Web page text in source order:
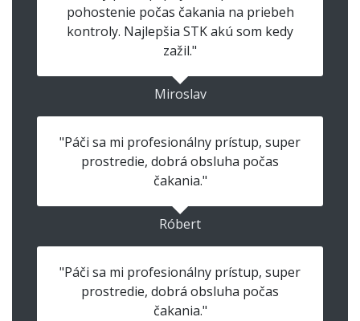
pohostenie počas čakania na priebeh
kontroly. Najlepšia STK akú som kedy
zažil."
Miroslav
"Páči sa mi profesionálny prístup, super
prostredie, dobrá obsluha počas
čakania."
Róbert
"Páči sa mi profesionálny prístup, super
prostredie, dobrá obsluha počas
čakania."